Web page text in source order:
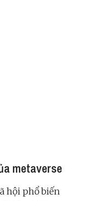
metaverse
hội phổ biến